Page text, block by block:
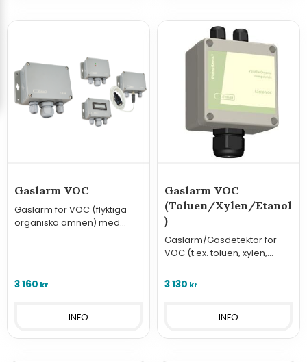
Gaslarm VOC
Gaslarm för VOC (flyktiga
organiska ämnen) med
3 160 kr
INFO
Gaslarm VOC
(Toluen/Xylen/Etanol
)
Gaslarm/Gasdetektor för
VOC (t.ex. toluen, xylen,
3 130 kr
INFO